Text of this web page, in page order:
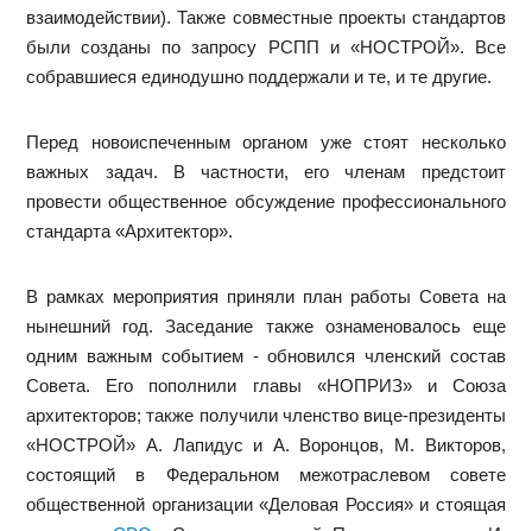
взаимодействии). Также совместные проекты стандартов
были созданы по запросу РСПП и «НОСТРОЙ». Все
собравшиеся единодушно поддержали и те, и те другие.
Перед новоиспеченным органом уже стоят несколько
важных задач. В частности, его членам предстоит
провести общественное обсуждение профессионального
стандарта «Архитектор».
В рамках мероприятия приняли план работы Совета на
нынешний год. Заседание также ознаменовалось еще
одним важным событием - обновился членский состав
Совета. Его пополнили главы «НОПРИЗ» и Союза
архитекторов; также получили членство вице-президенты
«НОСТРОЙ» А. Лапидус и А. Воронцов, М. Викторов,
состоящий в Федеральном межотраслевом совете
общественной организации «Деловая Россия» и стоящая